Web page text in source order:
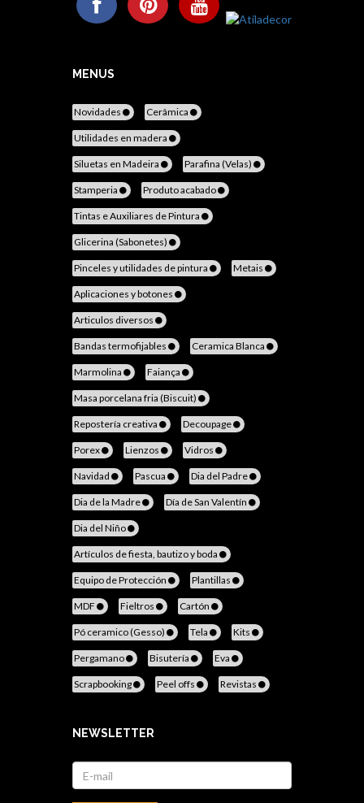
MENUS
Novidades Cerâmica
Utilidades en madera
Siluetas en Madeira Parafina (Velas)
Stamperia Produto acabado
Tintas e Auxiliares de Pintura
Glicerina (Sabonetes)
Pinceles y utilidades de pintura Metais
Aplicaciones y botones
Articulos diversos
Bandas termofijables Ceramica Blanca
Marmolina Faiança
Masa porcelana fria (Biscuit)
Repostería creativa Decoupage
Porex Lienzos Vidros
Navidad Pascua Dia del Padre
Dia de la Madre Día de San Valentín
Dia del Niño
Artículos de fiesta, bautizo y boda
Equipo de Protección Plantillas
MDF Fieltros Cartón
Pó ceramico (Gesso) Tela Kits
Pergamano Bisutería Eva
Scrapbooking Peel offs Revistas
NEWSLETTER